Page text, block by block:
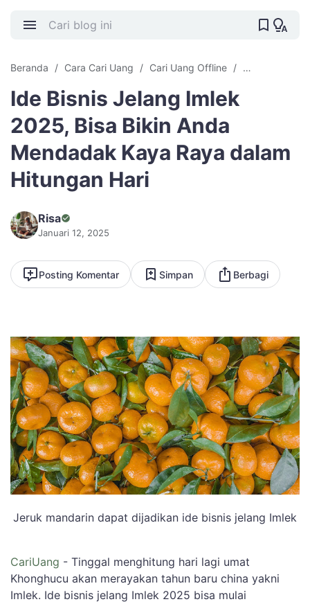
Beranda Cara Cari Uang Cari Uang Offline ide bisnis
Ide Bisnis Jelang Imlek
2025, Bisa Bikin Anda
Mendadak Kaya Raya dalam
Hitungan Hari
Risa
Januari 12, 2025
Posting Komentar Simpan Berbagi
Jeruk mandarin dapat dijadikan ide bisnis jelang Imlek
CariUang - Tinggal menghitung hari lagi umat
Khonghucu akan merayakan tahun baru china yakni
Imlek. Ide bisnis jelang Imlek 2025 bisa mulai